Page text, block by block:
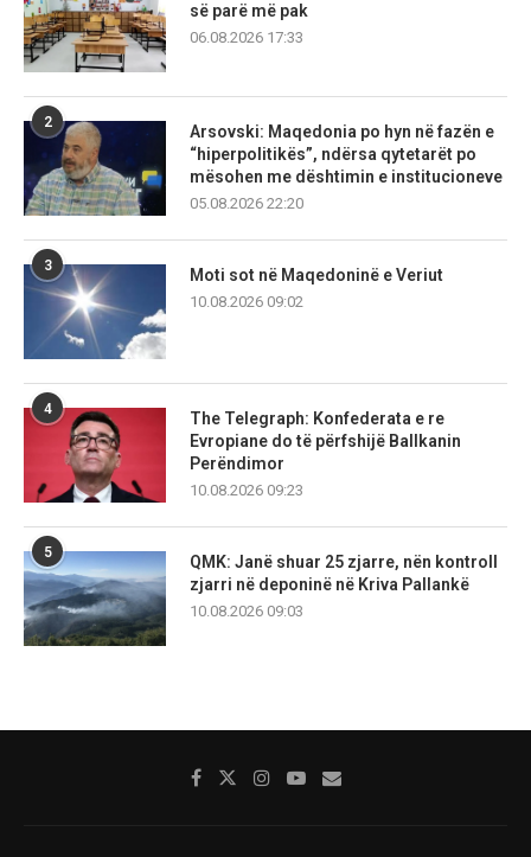
së parë më pak
06.08.2026 17:33
2
Arsovski: Maqedonia po hyn në fazën e
“hiperpolitikës”, ndërsa qytetarët po
mësohen me dështimin e institucioneve
05.08.2026 22:20
3
Moti sot në Maqedoninë e Veriut
10.08.2026 09:02
4
The Telegraph: Konfederata e re
Evropiane do të përfshijë Ballkanin
Perëndimor
10.08.2026 09:23
5
QMK: Janë shuar 25 zjarre, nën kontroll
zjarri në deponinë në Kriva Pallankë
10.08.2026 09:03